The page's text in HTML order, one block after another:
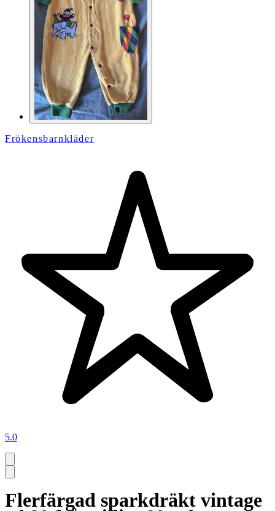
Frökensbarnkläder
5.0
Flerfärgad sparkdräkt vintage